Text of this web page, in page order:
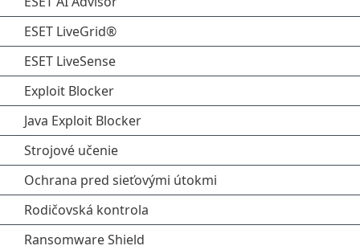
ESET LiveGrid®
ESET LiveSense
Exploit Blocker
Java Exploit Blocker
Strojové učenie
Ochrana pred sieťovými útokmi
Rodičovská kontrola
Ransomware Shield